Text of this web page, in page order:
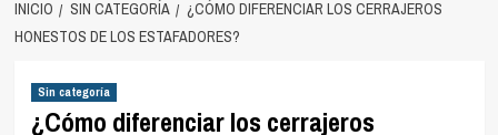
INICIO SIN CATEGORÍA
¿CÓMO DIFERENCIAR LOS CERRAJEROS
HONESTOS DE LOS ESTAFADORES?
Sin categoría
¿Cómo diferenciar los cerrajeros